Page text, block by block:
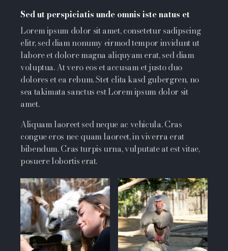
Sed ut perspiciatis unde omnis iste natus et
Lorem ipsum dolor sit amet, consetetur sadipscing
elitr, sed diam nonumy eirmod tempor invidunt ut
labore et dolore magna aliquyam erat, sed diam
voluptua. At vero eos et accusam et justo duo
dolores et ea rebum. Stet clita kasd gubergren, no
sea takimata sanctus est Lorem ipsum dolor sit
amet.
Aliquam laoreet sed neque ac vehicula. Cras
congue eros nec quam laoreet, in viverra erat
bibendum. Cras turpis urna, vulputate at est vitae,
posuere lobortis erat.